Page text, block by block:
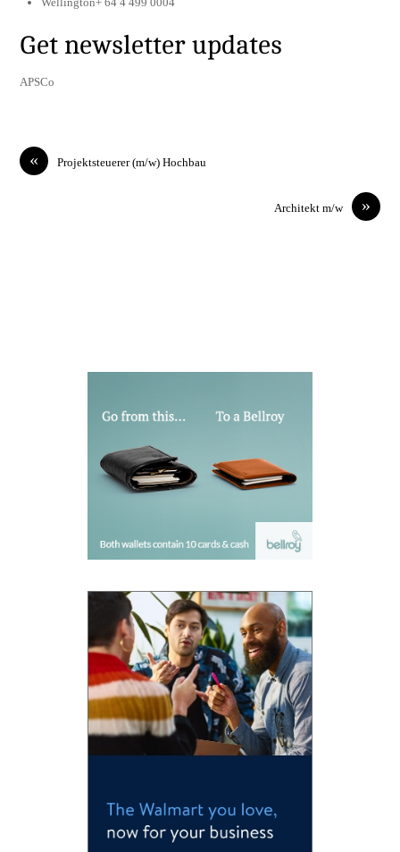
Get newsletter updates
APSCo
« Projektsteuerer (m/w) Hochbau
»
Architekt m/w